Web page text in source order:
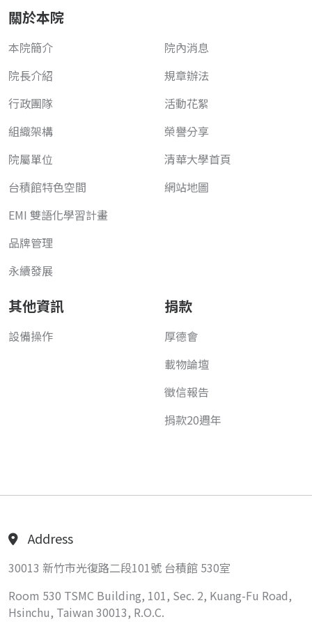
關於本院
本院簡介
院長介紹
行政團隊
組織架構
院屬單位
台積館特色空間
EMI 雙語化學習計畫
品牌管理
永續發展
院內消息
規章辦法
活動花絮
榮譽分享
清華大學首頁
網站地圖
其他資訊
設備操作
捐款
厚德會
載物論壇
徵信報告
捐款20週年
Address
30013 新竹市光復路二段101號 台積館 530室
Room 530 TSMC Building, 101, Sec. 2, Kuang-Fu Road,
Hsinchu, Taiwan 30013, R.O.C.